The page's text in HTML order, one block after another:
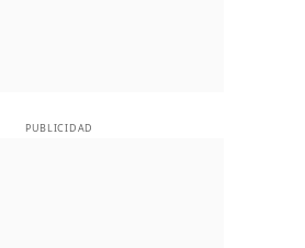
PUBLICIDAD